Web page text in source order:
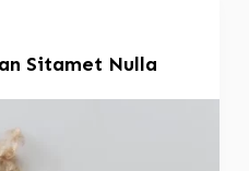
Sitamet Nulla